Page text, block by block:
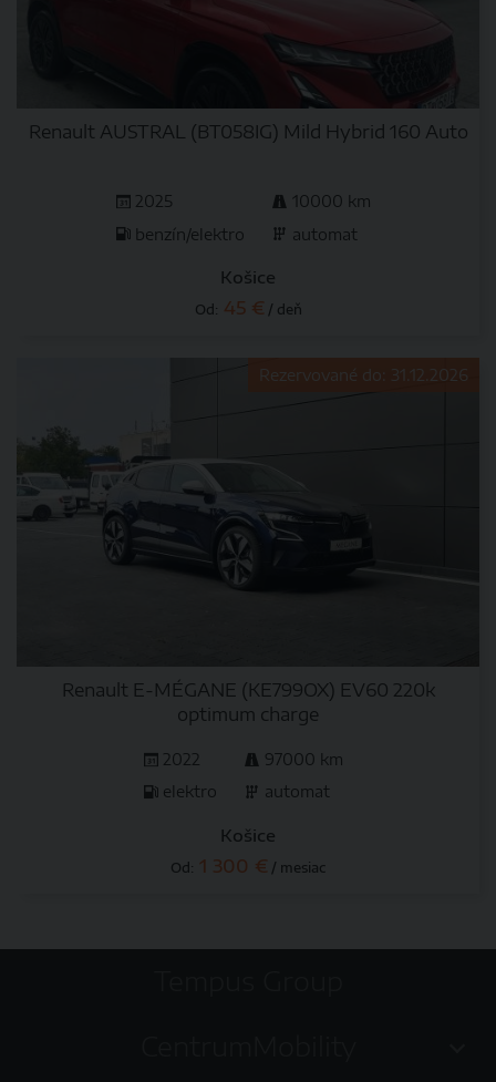
Renault AUSTRAL (BT058IG) Mild Hybrid 160 Auto
2025
10000 km
benzín/elektro
automat
Košice
Od: 45 € / deň
Rezervované do: 31.12.2026
Renault E-MÉGANE (KE799OX) EV60 220k
optimum charge
2022
97000 km
elektro
automat
Košice
Od: 1 300 € / mesiac